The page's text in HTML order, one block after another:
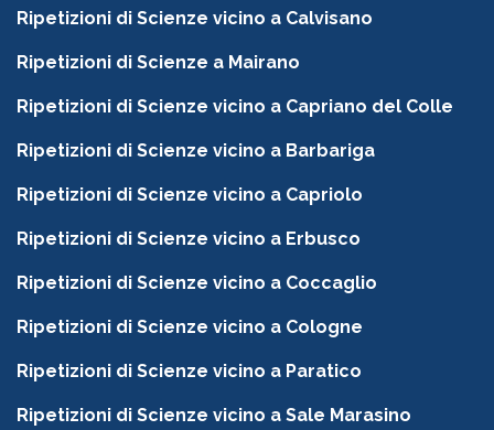
Ripetizioni di Scienze vicino a Calvisano
Ripetizioni di Scienze a Mairano
Ripetizioni di Scienze vicino a Capriano del Colle
Ripetizioni di Scienze vicino a Barbariga
Ripetizioni di Scienze vicino a Capriolo
Ripetizioni di Scienze vicino a Erbusco
Ripetizioni di Scienze vicino a Coccaglio
Ripetizioni di Scienze vicino a Cologne
Ripetizioni di Scienze vicino a Paratico
Ripetizioni di Scienze vicino a Sale Marasino